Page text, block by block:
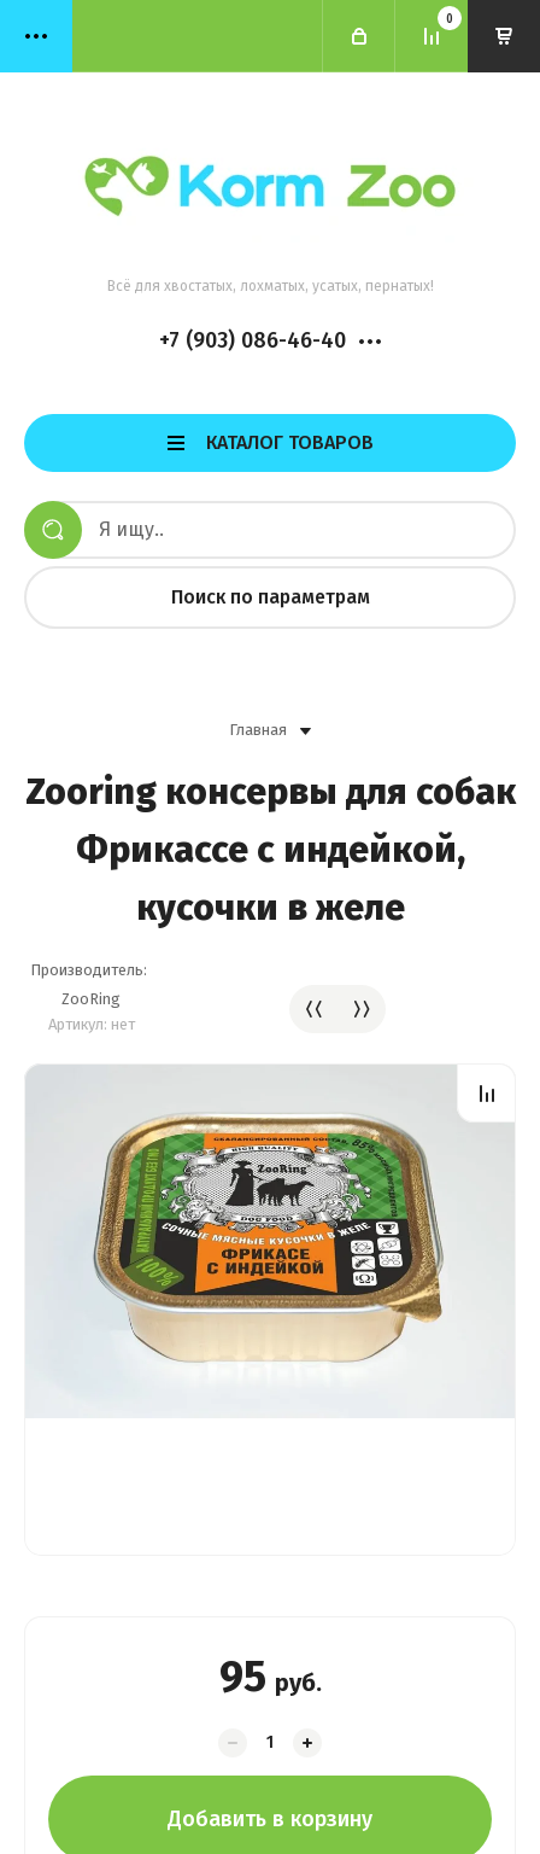
0
Всё для хвостатых, лохматых, усатых, пернатых!
+7 (903) 086-46-40
КАТАЛОГ ТОВАРОВ
Поиск по параметрам
Главная
Zooring консервы для собак
Фрикассе с индейкой,
кусочки в желе
Производитель:
ZooRing
Артикул: нет
95 руб.
Добавить в корзину